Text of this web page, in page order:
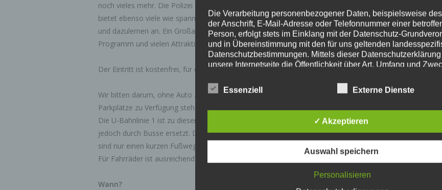
noch vieles mehr. Die Polizei Hamburg darf natürlich nicht fehlen und
bietet ebenso viele wie spannende Angebote zum mitmachen, staunen
und dazulernen an. Ein Großaufgebot von Spezialisten mit tollem
Programm und vielen Attraktionen wartet auf euch.
Der Eintritt ist kostenfrei, für das leibliche Wohl ist gesorgt!
Wir bitten darum, ohne Auto zu kommen, da nur sehr wenige
Parkplätze zu Verfügung stehen.
Die U-Bahnlinie 1 ist zu dieser Zeit leider auf dem Abschnitt gesperrt,
jedoch durch Busse ersetzt. Die Bahnhöfe Alsterdorf und Lattenkamp
sind nur einen kurzen Fußweg entfernt.
Für Fahrräder ist ausreichend Platz vorhanden.
Wann?
Die Verarbeitung personenbezogener Daten, beispielsweise
der Anschrift, E-Mail-Adresse oder Telefonnummer einer
Person, erfolgt stets im Einklang mit der Datenschutz-
und in Übereinstimmung mit den für uns geltenden
Datenschutzbestimmungen. Mittels dieser
unsere Internetseite die Öffentlichkeit über Art, Umfang und
informieren. Ferner werden betroffene Personen mittels dieser
Datenschutzerklärung über die ihnen zustehenden Rechte
Wir haben als für die Verarbeitung Verantwortlicher zahlreiche
und organisatorische Maßnahmen umgesetzt, um einen möglichst
personenbezogenen Daten sicherzustellen. Dennoch können
Internetbasierte Datenübertragungen grundsätzlich
Aus diesem Grund steht es jeder betroffenen Person frei,
personenbezogene Daten auch auf alternativen Wegen,
Essenziell Externe Dienste
✓ Akzeptieren
Auswahl speichern
Personalisieren